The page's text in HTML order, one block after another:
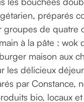
préparés
groupes de quatre
à la pâte : wok
maison aux
les délicieux
par Constance,
bio, locaux